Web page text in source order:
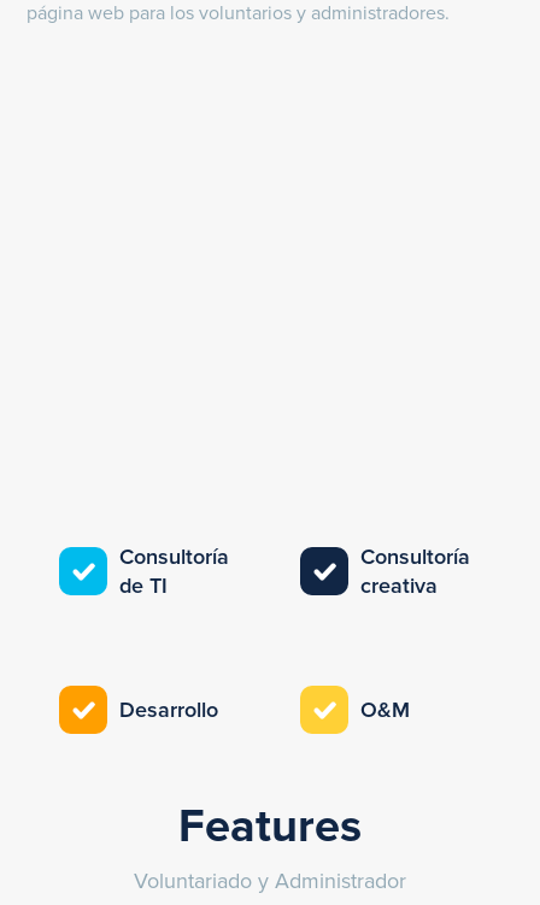
página web para los voluntarios y administradores.
Consultoría
de TI
Consultoría
creativa
Desarrollo O&M
Features
Voluntariado y Administrador